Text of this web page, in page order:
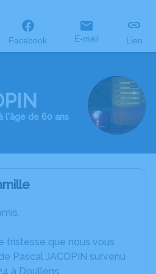
Facebook E-mail Lien
l'âge de 60 ans
tristesse que nous vous
Pascal JACOPIN survenu
à Doullens.